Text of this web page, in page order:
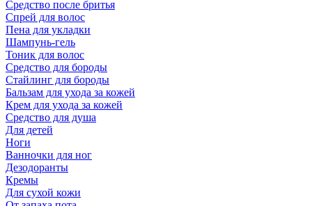
Средство после бритья
Спрей для волос
Пена для укладки
Шампунь-гель
Тоник для волос
Средство для бороды
Стайлинг для бороды
Бальзам для ухода за кожей
Крем для ухода за кожей
Средство для душа
Для детей
Ноги
Ванночки для ног
Дезодоранты
Кремы
Для сухой кожи